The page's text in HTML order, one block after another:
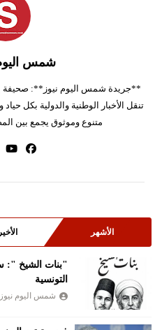
شمس اليوم
**جريدة شمس اليوم نيوز**: صحيفة
تنقل الأخبار الوطنية والدولية بكل
متنوع وموثوق يجمع بين
الأشهر
"بنات الشيخ ":
التونسية
شمس اليوم نيوز 24